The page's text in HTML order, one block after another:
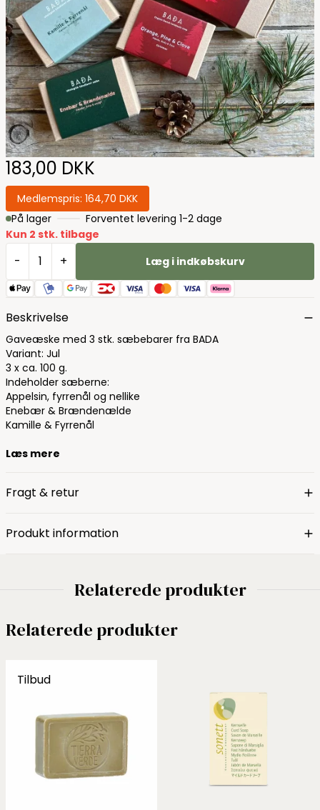
183,00 DKK
Medlemspris: 164,70 DKK
På lager
Forventet levering 1-2 dage
Kun 2 stk. tilbage
- + Læg i indkøbskurv
Beskrivelse
Gaveæske med 3 stk. sæbebarer fra BADA
Variant: Jul
3 x ca. 100 g.
Indeholder sæberne:
Appelsin, fyrrenål og nellike
Enebær & Brændenælde
Kamille & Fyrrenål
Læs mere
Fragt & retur
Produkt information
Relaterede produkter
Relaterede produkter
Tilbud